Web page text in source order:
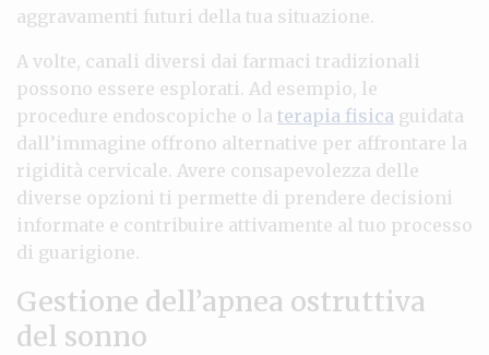
aggravamenti futuri della tua situazione.
A volte, canali diversi dai farmaci tradizionali
possono essere esplorati. Ad esempio, le
procedure endoscopiche o la terapia fisica guidata
dall’immagine offrono alternative per affrontare la
rigidità cervicale. Avere consapevolezza delle
diverse opzioni ti permette di prendere decisioni
informate e contribuire attivamente al tuo processo
di guarigione.
Gestione dell’apnea ostruttiva
del sonno